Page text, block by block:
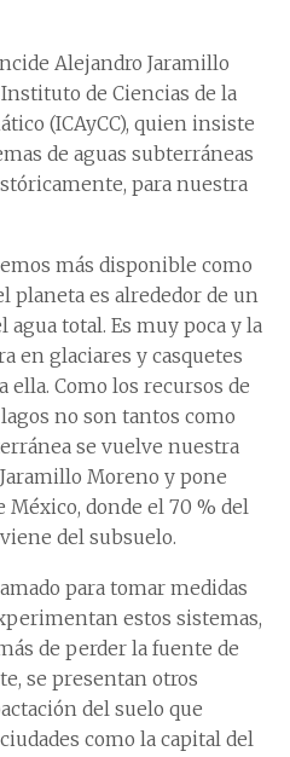
Alejandro Jaramillo
de Ciencias de la
(ICAyCC), quien insiste
de aguas subterráneas
para nuestra
más disponible como
planeta es alrededor de un
total. Es muy poca y la
en glaciares y casquetes
ella. Como los recursos de
no son tantos como
se vuelve nuestra
Moreno y pone
México, donde el 70 % del
del subsuelo.
para tomar medidas
estos sistemas,
de perder la fuente de
se presentan otros
del suelo que
como la capital del